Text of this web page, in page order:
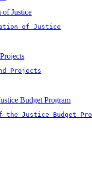
of Justice
of Justice
Projects
Budget Program
Justice Budget